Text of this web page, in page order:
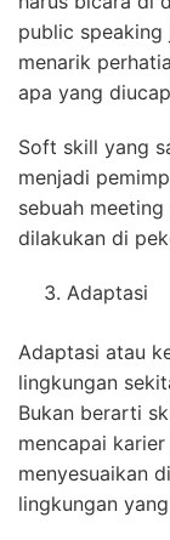
public speaking
menarik
apa yang
Soft skill yang
menjadi
sebuah
dilakukan di
Adaptasi
Adaptasi atau
lingkungan
Bukan berarti
mencapai
menyesuaikan
lingkungan